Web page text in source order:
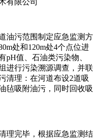
油污范围制定应急监测方
处和120m处4个点位进
pH值、石油类污染物、
进行污染溯源调查，并联
清理：在河道布设2道吸
毡吸附油污，同时回收吸
理完毕，根据应急监测结